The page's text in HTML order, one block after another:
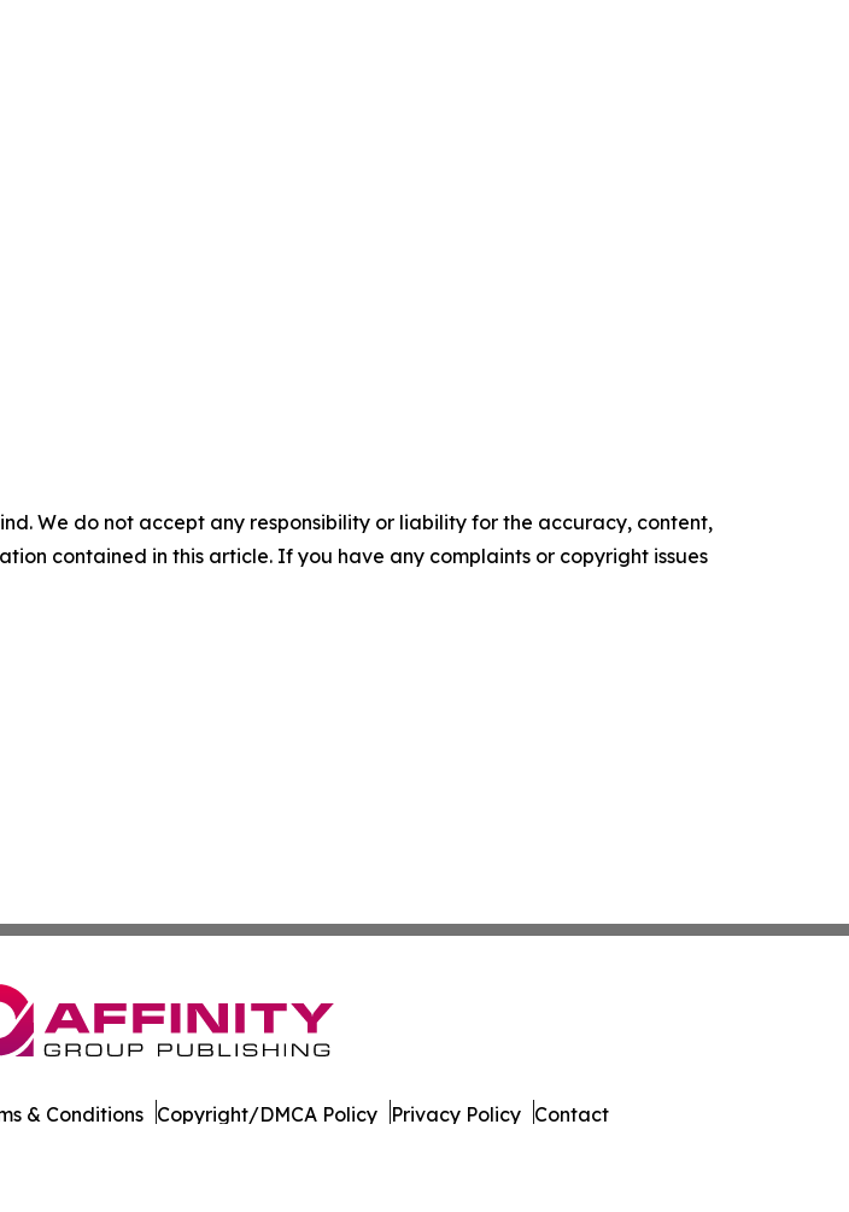
We do not accept any responsibility or liability for the accuracy, content,
contained in this article. If you have any complaints or copyright issues
& Conditions Copyright/DMCA Policy Privacy Policy Contact